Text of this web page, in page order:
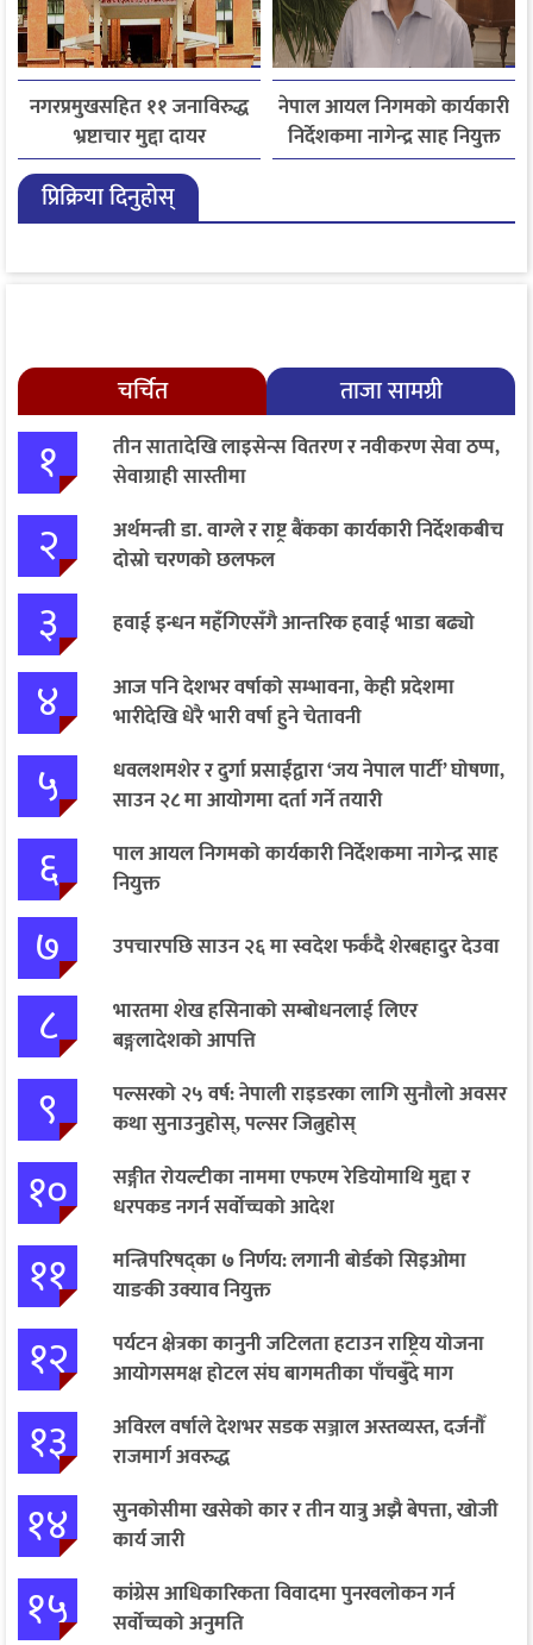
नगरप्रमुखसहित ११ जनाविरुद्ध
भ्रष्टाचार मुद्दा दायर
नेपाल आयल निगमको कार्यकारी
निर्देशकमा नागेन्द्र साह नियुक्त
प्रिक्रिया दिनुहोस्
चर्चित ताजा सामग्री
१
तीन सातादेखि लाइसेन्स वितरण र नवीकरण सेवा ठप्प,
सेवाग्राही सास्तीमा
२
अर्थमन्त्री डा. वाग्ले र राष्ट्र बैंकका कार्यकारी निर्देशकबीच
दोस्रो चरणको छलफल
३ हवाई इन्धन महँगिएसँगै आन्तरिक हवाई भाडा बढ्यो
४
आज पनि देशभर वर्षाको सम्भावना, केही प्रदेशमा
भारीदेखि धेरै भारी वर्षा हुने चेतावनी
५
धवलशमशेर र दुर्गा प्रसाईंद्वारा ‘जय नेपाल पार्टी’ घोषणा,
साउन २८ मा आयोगमा दर्ता गर्ने तयारी
६
पाल आयल निगमको कार्यकारी निर्देशकमा नागेन्द्र साह
नियुक्त
७ उपचारपछि साउन २६ मा स्वदेश फर्कँदै शेरबहादुर देउवा
८
भारतमा शेख हसिनाको सम्बोधनलाई लिएर
बङ्गलादेशको आपत्ति
९
पल्सरको २५ वर्ष: नेपाली राइडरका लागि सुनौलो अवसर
कथा सुनाउनुहोस्, पल्सर जित्नुहोस्
१०
सङ्गीत रोयल्टीका नाममा एफएम रेडियोमाथि मुद्दा र
धरपकड नगर्न सर्वोच्चको आदेश
११
मन्त्रिपरिषद्का ७ निर्णय: लगानी बोर्डको सिइओमा
याङकी उक्याव नियुक्त
१२
पर्यटन क्षेत्रका कानुनी जटिलता हटाउन राष्ट्रिय योजना
आयोगसमक्ष होटल संघ बागमतीका पाँचबुँदे माग
१३
अविरल वर्षाले देशभर सडक सञ्जाल अस्तव्यस्त, दर्जनौँ
राजमार्ग अवरुद्ध
१४
सुनकोसीमा खसेको कार र तीन यात्रु अझै बेपत्ता, खोजी
कार्य जारी
१५
कांग्रेस आधिकारिकता विवादमा पुनरवलोकन गर्न
सर्वोच्चको अनुमति